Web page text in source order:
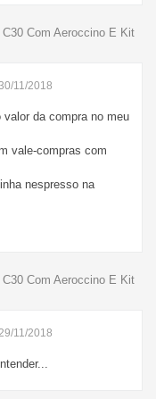
Com Aeroccino E Kit
11/2018
da compra no meu
vale-compras com
nespresso na
Com Aeroccino E Kit
11/2018